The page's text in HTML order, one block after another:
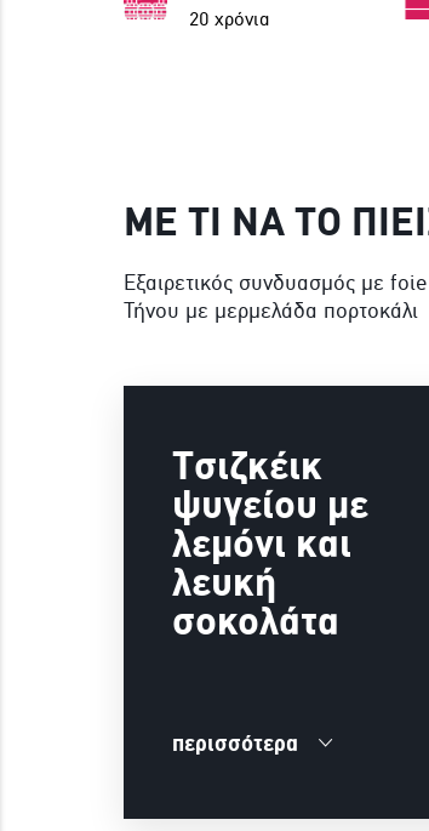
20 χρόνια
ΜΕ ΤΙ ΝΑ ΤΟ
Εξαιρετικός συνδυασμός με
Τήνου με μερμελάδα πορτοκάλι
Τσιζκέικ
ψυγείου με
λεμόνι και
λευκή
σοκολάτα
περισσότερα